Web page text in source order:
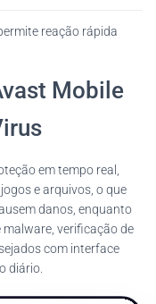
reação rápida
Mobile
em tempo real,
e arquivos, o que
danos, enquanto
verificação de
com interface
diário.